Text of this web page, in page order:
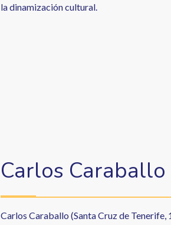
la dinamización cultural.
Carlos Caraballo
Carlos Caraballo (Santa Cruz de Tenerife,